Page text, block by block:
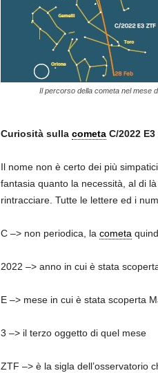
Il percorso della cometa nel mese
Curiosità sulla cometaC/2022 E3
Il nome non è certo dei più
fantasia quanto la necessità, al di
rintracciare. Tutte le lettere ed i
C –> non periodica, la cometa
2022 –> anno in cui è stata
E –> mese in cui è stata scoperta
3 –> il terzo oggetto di quel mese
ZTF –> è la sigla dell’osservatorio